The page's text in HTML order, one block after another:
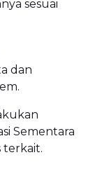
sesuai
dan
Sementara
terkait.